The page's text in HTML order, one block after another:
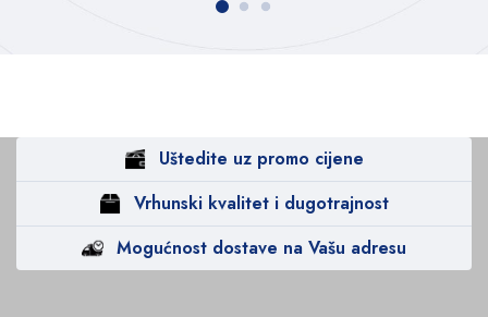
Uštedite uz promo cijene
Vrhunski kvalitet i dugotrajnost
Mogućnost dostave na Vašu adresu